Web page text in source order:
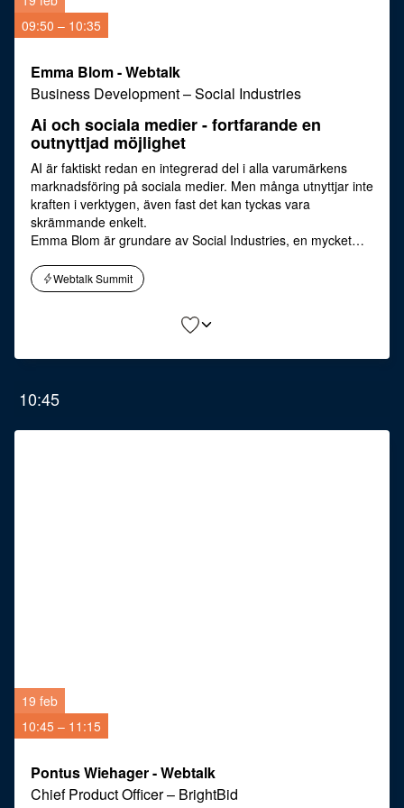
09:50 – 10:35
Emma Blom - Webtalk
Business Development–Social Industries
Ai och sociala medier - fortfarande en
outnyttjad möjlighet
AI är faktiskt redan en integrerad del i alla varumärkens
marknadsföring på sociala medier. Men många utnyttjar inte
kraften i verktygen, även fast det kan tyckas vara
skrämmande enkelt.
Emma Blom är grundare av Social Industries, en mycket
en av pionjärerna i branschen har Emma en unik erfarenhet
av att hjälpa företag att navigera genom de ständigt
föränderliga digitala landskapen.
Webtalk Summit
10:45
19 feb
10:45 – 11:15
Pontus Wiehager - Webtalk
Chief Product Officer– BrightBid